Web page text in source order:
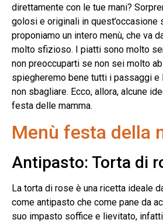
direttamente con le tue mani?
golosi e originali in quest’occasione
proponiamo un intero menù, che va
molto sfizioso. I piatti sono molto
non preoccuparti se non sei molto
spiegheremo bene tutti i passaggi
non sbagliare. Ecco, allora, alcune
festa delle mamma.
Menù festa della
Antipasto: Torta di
La torta di rose è una ricetta ideale
come antipasto che come pane da
suo impasto soffice e lievitato,